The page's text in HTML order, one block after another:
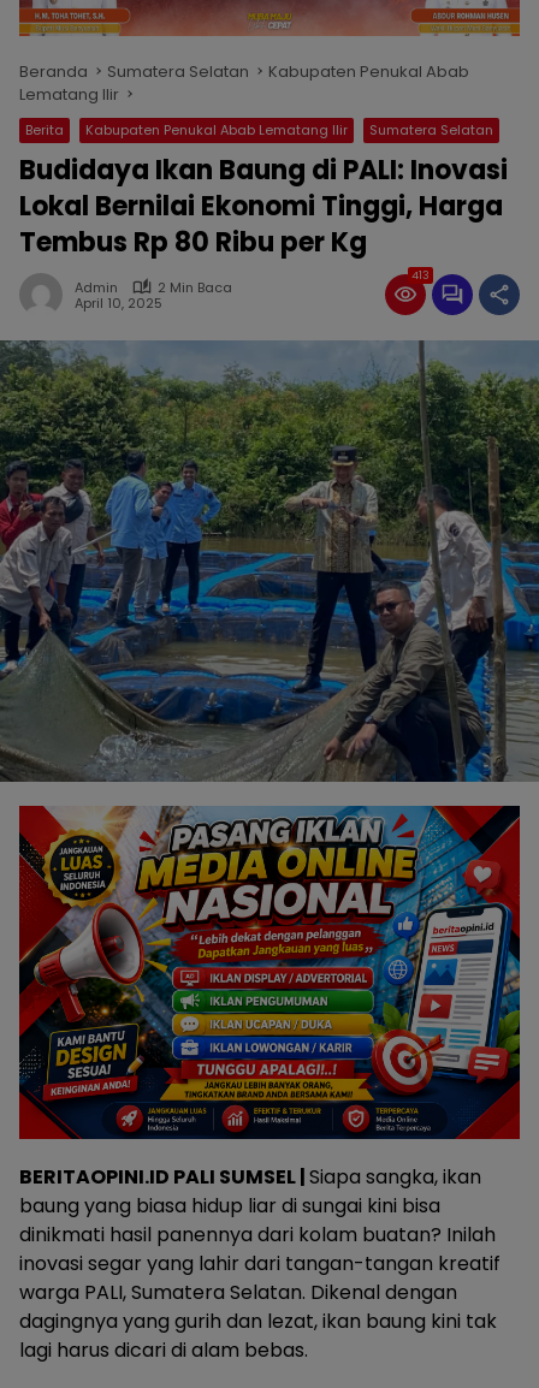
Beranda Sumatera Selatan
Kabupaten Penukal Abab
Lematang Ilir
Berita Kabupaten Penukal Abab Lematang Ilir Sumatera Selatan
Budidaya Ikan Baung di PALI: Inovasi
Lokal Bernilai Ekonomi Tinggi, Harga
Tembus Rp 80 Ribu per Kg
Admin
2 Min Baca
April 10, 2025
413
BERITAOPINI.ID PALI SUMSEL |Siapa sangka, ikan
baung yang biasa hidup liar di sungai kini bisa
dinikmati hasil panennya dari kolam buatan? Inilah
inovasi segar yang lahir dari tangan-tangan kreatif
warga PALI, Sumatera Selatan. Dikenal dengan
dagingnya yang gurih dan lezat, ikan baung kini tak
lagi harus dicari di alam bebas.